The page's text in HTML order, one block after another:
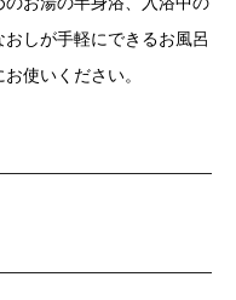
しが手軽にできるお風呂
使いください。